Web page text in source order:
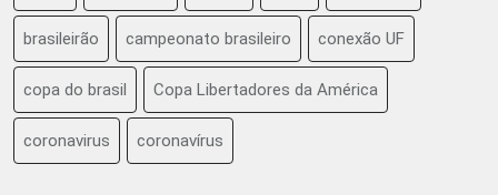
brasileirão campeonato brasileiro conexão UF
copa do brasil Copa Libertadores da América
coronavirus coronavírus